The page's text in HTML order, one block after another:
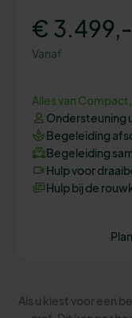
€ 3.499,-
Vanaf
Alles van
Ondersteuning
Begeleiding
Begeleiding
Hulp voor
Hulp bij de
Als u kiest voor een